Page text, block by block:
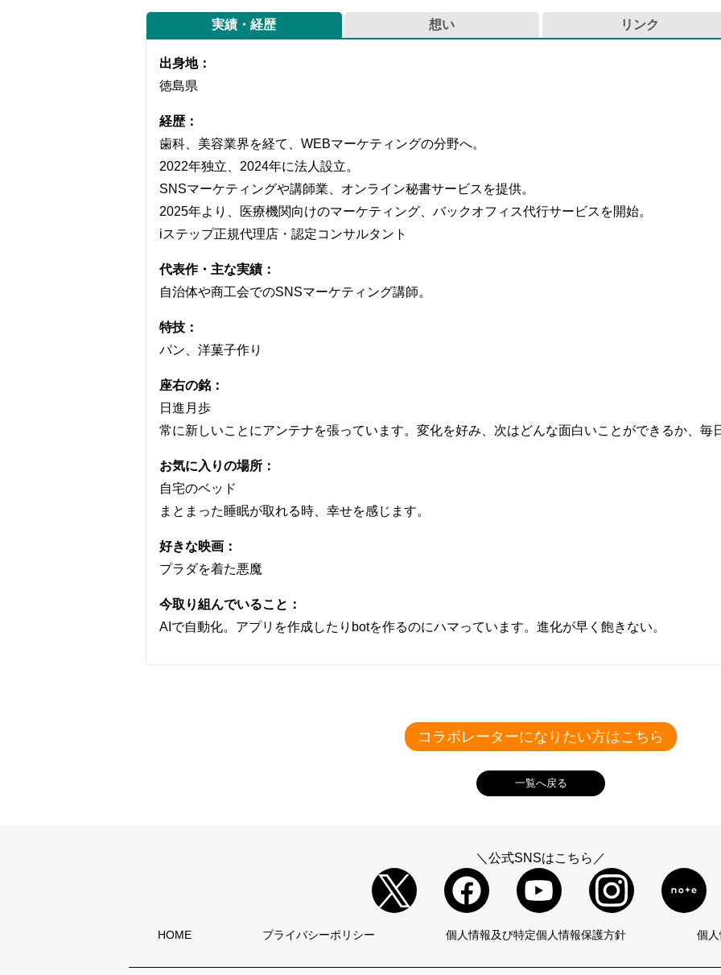
実績・経歴
出身地：
徳島県
経歴：
歯科、美容業界を経て、WEBマーケティングの分野へ。
2022年独立、2024年に法人設立。
SNSマーケティングや講師業、オンライン秘書サービスを提供。
2025年より、医療機関向けのマーケティング、バックオフィス代行サービスを開始。
iステップ正規代理店・認定コンサルタント
代表作・主な実績：
自治体や商工会でのSNSマーケティング講師。
特技：
パン、洋菓子作り
座右の銘：
日進月歩
常に新しいことにアンテナを張っています。変化を好み、次はどんな面白いことができるか、毎
お気に入りの場所：
自宅のベッド
まとまった睡眠が取れる時、幸せを感じます。
好きな映画：
プラダを着た悪魔
今取り組んでいること：
AIで自動化。アプリを作成したりbotを作るのにハマっています。進化が早く飽きない。
想い
─ こだわりの仕事アイテムを教えてください。
─ これから目指したいことを教えてください。
リンク
コラボレーターになりたい方はこちら
一覧へ戻る
＼公式SNSはこちら／
HOME プライバシーポリシー 個人情報及び特定個人情報保護方針 個